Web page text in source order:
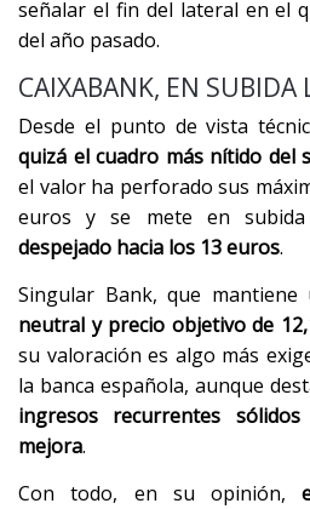
señalar el fin del lateral en el
del año pasado.
CAIXABANK, EN SUBIDA
Desde el punto de vista
quizá el cuadro más nítido del
el valor ha perforado sus
euros y se mete en
despejado hacia los 13 euros.
Singular Bank, que mantiene
neutral y precio objetivo de
su valoración es algo más
la banca española, aunque
ingresos recurrentes
mejora.
Con todo, en su opinión,